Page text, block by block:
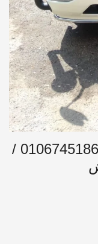
مميزات باص تويوتا كوستر01067451866 /